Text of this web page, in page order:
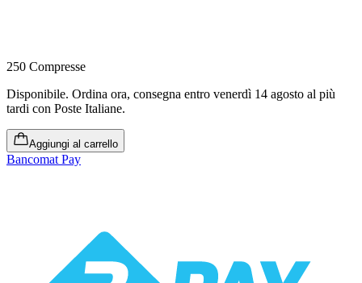
250 Compresse
Disponibile. Ordina ora, consegna entro venerdì 14 agosto al più
tardi con Poste Italiane.
Aggiungi al carrello
Bancomat Pay